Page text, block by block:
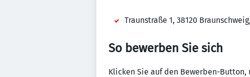
Traunstraße 1, 38120
So bewerben Sie sich
Klicken Sie auf den Bewerben-